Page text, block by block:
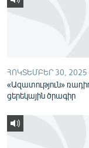
«Ազատության»
ՀՈԿՏԵՄԲԵՐ 30, 2025
«Ազատություն»
ցերեկային ծրագիր